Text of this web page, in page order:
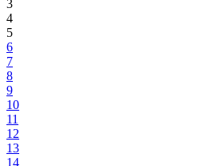
3
4
5
6
7
8
9
10
11
12
13
14